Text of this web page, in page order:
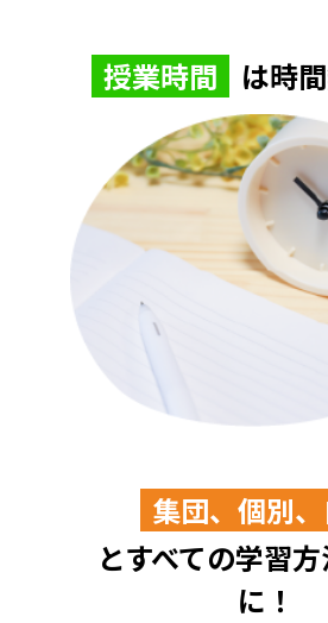
授業時間 は時
集団、個別
とすべての学習
に！